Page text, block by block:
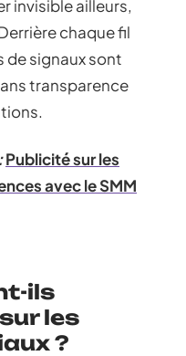
invisible ailleurs,
chaque fil
de signaux sont
transparence
Publicité sur les
avec le SMM
ils
les
?